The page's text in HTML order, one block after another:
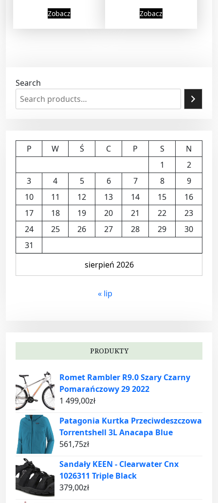
Zobacz Zobacz
Search
sierpień 2026
P W Ś C P S
N
1
2
3
4 5 6 7 8
9
10
11 12 13 14 15
16
17
18 19 20 21 22
23
24
25 26 27 28 29
30
31
« lip
PRODUKTY
Romet Rambler R9.0 Szary Czarny
Pomarańczowy 29 2022
1 499,00zł
Patagonia Kurtka Przeciwdeszczowa
Torrentshell 3L Anacapa Blue
561,75zł
Sandały KEEN - Clearwater Cnx
1026311 Triple Black
379,00zł